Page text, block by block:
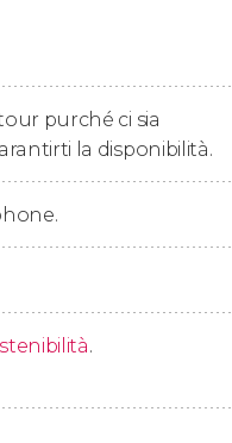
danese!
purché ci sia
la disponibilità.
.